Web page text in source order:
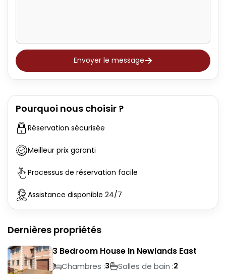
Envoyer le message
Pourquoi nous choisir ?
Réservation sécurisée
Meilleur prix garanti
Processus de réservation facile
Assistance disponible 24/7
Dernières propriétés
3 Bedroom House In Newlands East
Chambres :3 Salles de bain :2